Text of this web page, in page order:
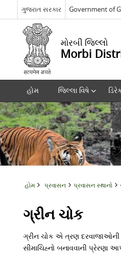
ગુજરાત સરકાર Government of
મોરબી જિલ્લો
Morbi
હોમ જિલ્લા વિષે
હોમ પ્રવાસન પ્રવાસન સ્થાનો
ગ્રીન ચોક
ગ્રીન ચોક એ ત્રણ દરવાજાઓની
સીમાચિહ્નો બનાવવાની પ્રેરણા